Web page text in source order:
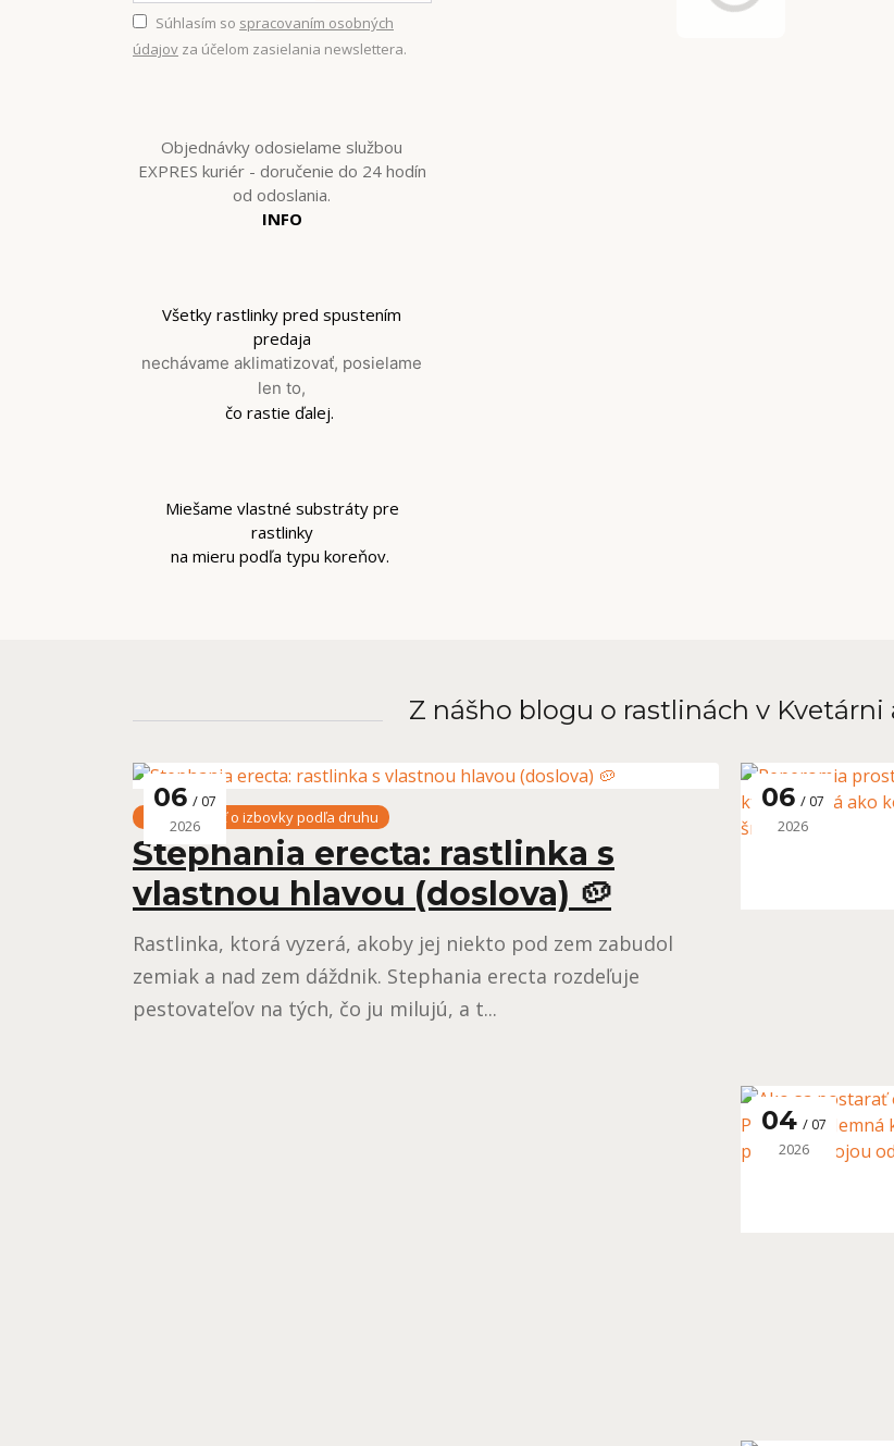
Súhlasím so spracovaním osobných
údajov za účelom zasielania newslettera.
Objednávky odosielame službou
EXPRES kuriér - doručenie do 24 hodín
od odoslania.
INFO
Všetky rastlinky pred spustením
predaja
nechávame aklimatizovať, posielame
len to,
čo rastie ďalej.
Miešame vlastné substráty pre
rastlinky
na mieru podľa typu koreňov.
Z nášho blogu o rastlinách v Kvetárni
06 07
2026
Starostlivosť o izbovky podľa druhu
Stephania erecta: rastlinka s
vlastnou hlavou (doslova) 🥔
Rastlinka, ktorá vyzerá, akoby jej niekto pod zem zabudol
zemiak a nad zem dáždnik. Stephania erecta rozdeľuje
pestovateľov na tých, čo ju milujú, a t...
06 07
2026
04 07
2026